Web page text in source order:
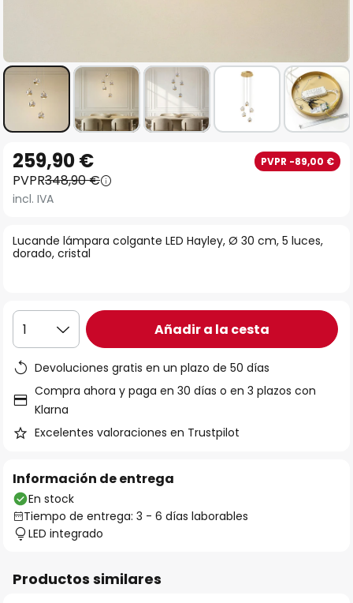
comienzo
de
galería
de
Lucande lámpara colgante LED Hayley, Ø 30 cm, 5 luces,
dorado, cristal
259,90 € PVPR -89,00 €
PVPR348,90 €
incl. IVA
1 Añadir a la cesta
Devoluciones gratis en un plazo de 50 días
Compra ahora y paga en 30 días o en 3 plazos con
Klarna
Excelentes valoraciones en Trustpilot
Información de entrega
En stock
Tiempo de entrega: 3 - 6 días laborables
LED integrado
Productos similares